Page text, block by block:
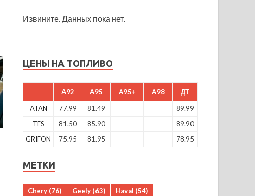
Извините. Данных пока нет.
ЦЕНЫ НА ТОПЛИВО
A92 A95 A95+ A98 ДТ
ATAN 77.99 81.49
89.99
TES
81.50 85.90
89.90
GRIFON
75.95 81.95 78.95
МЕТКИ
Chery (76) Geely (63) Haval (54)